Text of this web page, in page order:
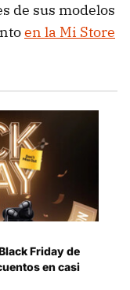
de sus modelos
en la Mi Store
Friday de
en casi